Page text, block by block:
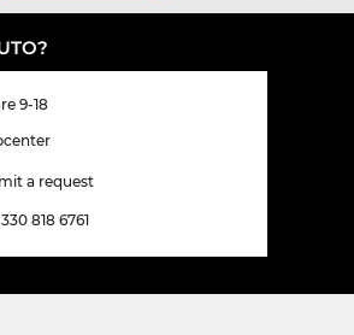
9-18
a request
818 6761